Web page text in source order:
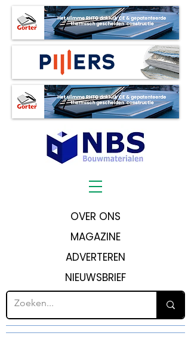
OVER ONS
MAGAZINE
ADVERTEREN
NIEUWSBRIEF